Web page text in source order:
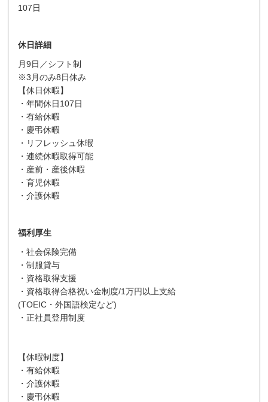
107日
休日詳細
月9日／シフト制
※3月のみ8日休み
【休日休暇】
・年間休日107日
・有給休暇
・慶弔休暇
・リフレッシュ休暇
・連続休暇取得可能
・産前・産後休暇
・育児休暇
・介護休暇
福利厚生
・社会保険完備
・制服貸与
・資格取得支援
・資格取得合格祝い金制度/1万円以上支給
(TOEIC・外国語検定など)
・正社員登用制度
【休暇制度】
・有給休暇
・介護休暇
・慶弔休暇